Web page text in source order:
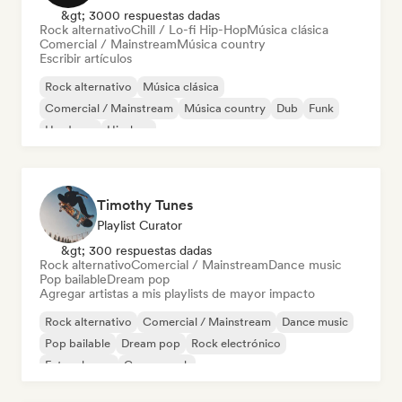
&gt; 3000 respuestas dadas
Rock alternativoChill / Lo-fi Hip-HopMúsica clásica
Comercial / MainstreamMúsica country
Escribir artículos
Rock alternativo
Música clásica
Comercial / Mainstream
Música country Dub
Funk
Hardcore
Hip-hop
Timothy Tunes
Playlist Curator
&gt; 300 respuestas dadas
Rock alternativoComercial / MainstreamDance music
Pop bailableDream pop
Agregar artistas a mis playlists de mayor impacto
Rock alternativo Comercial / Mainstream
Dance music
Pop bailable
Dream pop
Rock electrónico
Future house
Garage rock